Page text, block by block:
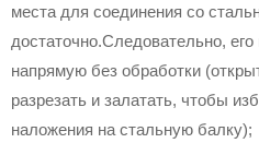
места для соединения со
достаточно.Следовательно,
напрямую без обработки
разрезать и залатать, чтобы
наложения на стальную балку);